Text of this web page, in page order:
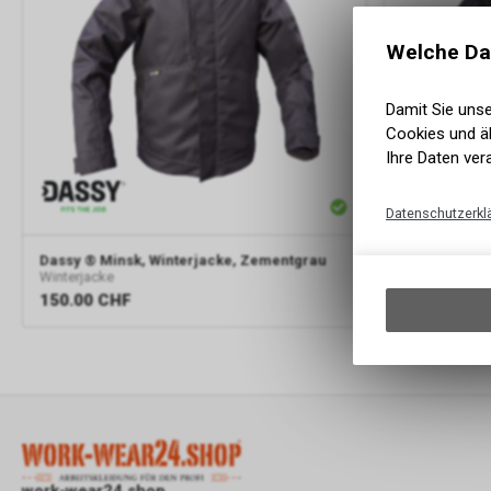
Dassy ® Minsk, Winterjacke, Zementgrau
Winterjacke
150.00 CHF
Welche
Damit Sie
Cookies und
Ihre Daten